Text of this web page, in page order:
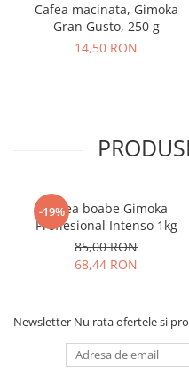
Cafea macinata, Gimoka
Gran Gusto, 250 g
14,50 RON
-19%
Cafea boabe Gimoka
Proffesional Intenso 1kg
85,00 RON
68,44 RON
Newsletter Nu rata ofertele si